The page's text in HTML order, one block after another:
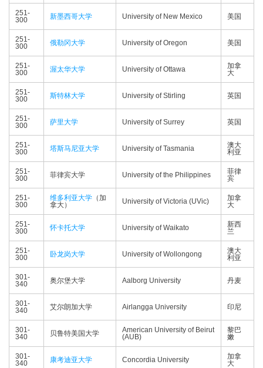
251-
300
新墨西哥大学 University of New Mexico 美国
251-
300
俄勒冈大学 University of Oregon 美国
251-
300
渥太华大学 University of Ottawa
加拿
大
251-
300
斯特林大学 University of Stirling 英国
251-
300
萨里大学 University of Surrey 英国
251-
300
塔斯马尼亚大学 University of Tasmania
澳大
利亚
251-
300
菲律宾大学 University of the Philippines
菲律
宾
251-
300
维多利亚大学 （加
拿大）
University of Victoria (UVic)
加拿
大
251-
300
怀卡托大学 University of Waikato
新西
兰
251-
300
卧龙岗大学 University of Wollongong
澳大
利亚
301-
340
奥尔堡大学 Aalborg University 丹麦
301-
340
艾尔朗加大学 Airlangga University 印尼
301-
340
贝鲁特美国大学
American University of Beirut
(AUB)
黎巴
嫩
301-
340
康考迪亚大学 Concordia University
加拿
大